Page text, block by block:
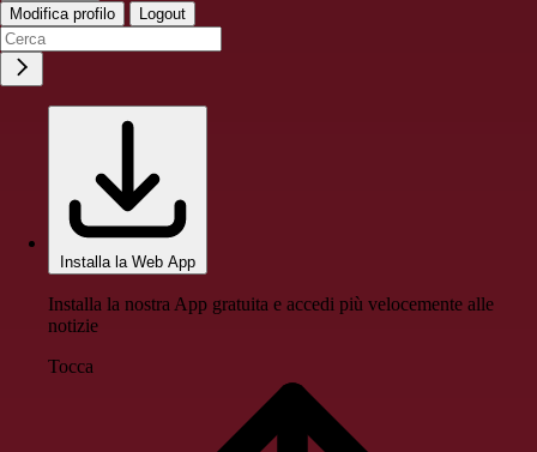
Modifica profilo Logout
Installa la Web App
Installa la nostra App gratuita e accedi più velocemente alle
notizie
Tocca